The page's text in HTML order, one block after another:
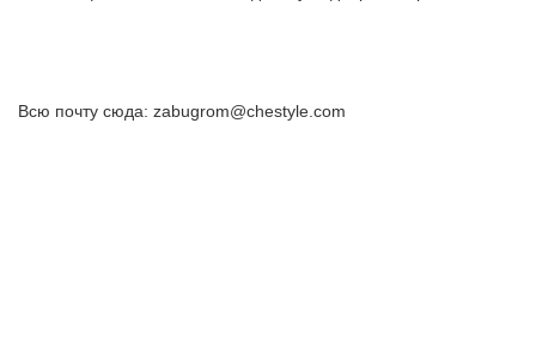
Всю почту сюда: zabugrom@chestyle.com